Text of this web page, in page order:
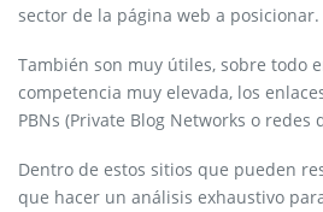
sector de la página web a posicionar.
También son muy útiles, sobre todo
competencia muy elevada, los
PBNs (Private Blog Networks o redes
Dentro de estos sitios que pueden
que hacer un análisis exhaustivo